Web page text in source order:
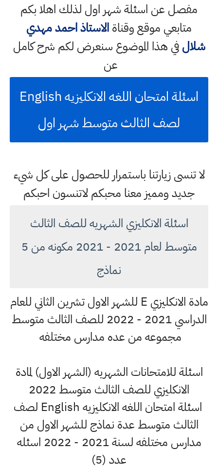
مفصل عن اسئلة شهر اول لذلك اهلا بكم
متابعي موقع وقناةالاستاذ احمد مهدي
شلالفي هذا الموضوع سنعرض لكم شرح كامل
عن
اسئلة امتحان اللغه الانكليزيه English
لصف الثالث متوسط شهر اول
لا تنسى زيارتنا باستمرار للحصول على كل شيء
جديد ومميز معنا محبكم لاتنسون احبكم
اسئلة الانكليزي الشهريه للصف الثالث
متوسط لعام 2021 - 2021 مكونه من 5
نماذج
مادة الانكليزي E للشهر الاول تشرين الثاني للعام
الدراسي 2021 - 2022 للصف الثالث متوسط
مجموعه من عده مدارس مختلفه
اسئلة للامتحانات الشهريه (الشهر الاول) لمادة
الانكليزي للصف الثالث متوسط 2022
اسئلة امتحان اللغه الانكليزيه English لصف
الثالث متوسط عدة نماذج للشهر الاول من
مدارس مختلفه لسنة 2021 - 2022 اسئله
عدد (5)